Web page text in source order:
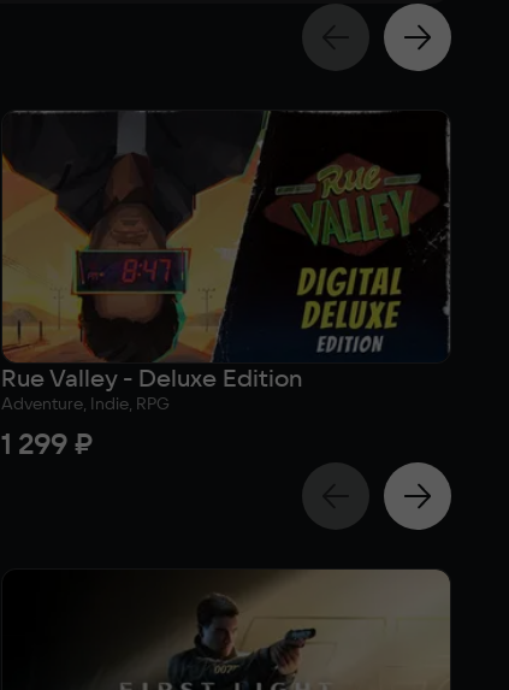
Rue Valley - Deluxe Edition
Adventure, Indie, RPG
1 299 ₽